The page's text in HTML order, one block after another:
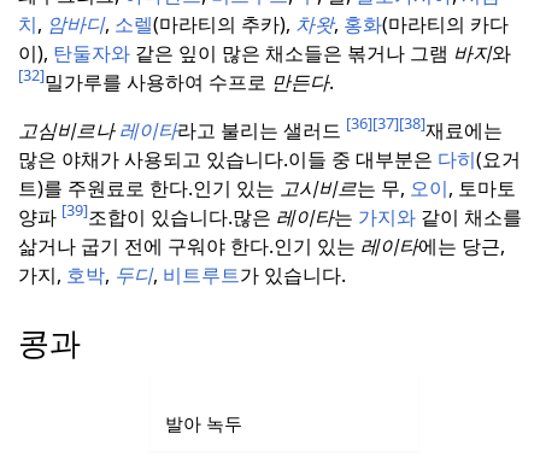
치, 암바디, 소렐(마라티의 추카), 차왓, 홍화(마라티의 카다
이), 탄둘자와 같은 잎이 많은 채소들은 볶거나 그램 바지와
[32]밀가루를 사용하여 수프로 만든다.
고심비르나 레이타라고 불리는 샐러드 [36][37][38]재료에는
많은 야채가 사용되고 있습니다.이들 중 대부분은 다히(요거
트)를 주원료로 한다.인기 있는 고시비르는 무, 오이, 토마토
양파 [39]조합이 있습니다.많은 레이타는 가지와 같이 채소를
삶거나 굽기 전에 구워야 한다.인기 있는 레이타에는 당근,
가지, 호박, 두디, 비트루트가 있습니다.
콩과
발아 녹두